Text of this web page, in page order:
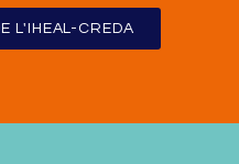
L'IHEAL-CREDA